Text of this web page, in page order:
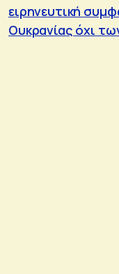
ειρηνευτική
Ουκρανίας όχι